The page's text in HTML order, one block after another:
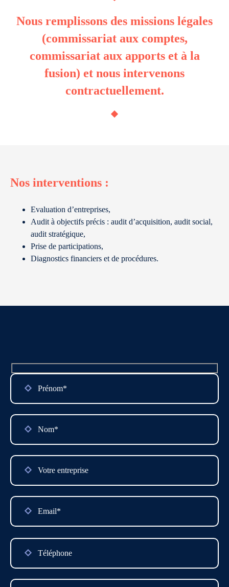
Nous remplissons des missions légales
(commissariat aux comptes,
commissariat aux apports et à la
fusion) et nous intervenons
contractuellement.
Nos interventions :
Evaluation d’entreprises,
Audit à objectifs précis : audit d’acquisition, audit social,
audit stratégique,
Prise de participations,
Diagnostics financiers et de procédures.
Please
leave
field
empty.